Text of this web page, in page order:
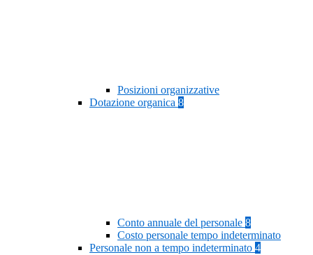
Posizioni organizzative
Dotazione organica 8
Conto annuale del personale 8
Costo personale tempo indeterminato
Personale non a tempo indeterminato 4